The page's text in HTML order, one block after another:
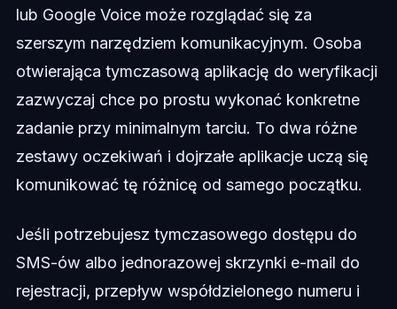
lub Google Voice może rozglądać się za
szerszym narzędziem komunikacyjnym. Osoba
otwierająca tymczasową aplikację do weryfikacji
zazwyczaj chce po prostu wykonać konkretne
zadanie przy minimalnym tarciu. To dwa różne
zestawy oczekiwań i dojrzałe aplikacje uczą się
komunikować tę różnicę od samego początku.
Jeśli potrzebujesz tymczasowego dostępu do
SMS-ów albo jednorazowej skrzynki e-mail do
rejestracji, przepływ współdzielonego numeru i